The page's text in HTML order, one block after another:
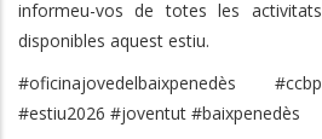
informeu-vos de totes les activitats
disponibles aquest estiu.
#oficinajovedelbaixpenedès #ccbp
#estiu2026 #joventut #baixpenedès